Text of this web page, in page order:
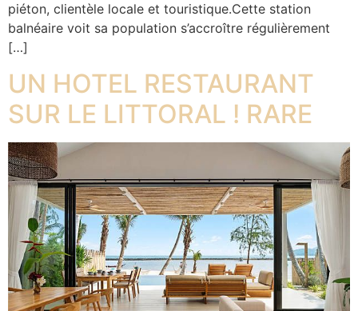
piéton, clientèle locale et touristique.Cette station
balnéaire voit sa population s’accroître régulièrement
[…]
UN HOTEL RESTAURANT
SUR LE LITTORAL ! RARE